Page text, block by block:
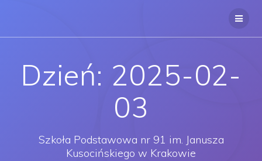
Dzień: 2025-02-
03
Szkoła Podstawowa nr 91 im. Janusza
Kusocińskiego w Krakowie